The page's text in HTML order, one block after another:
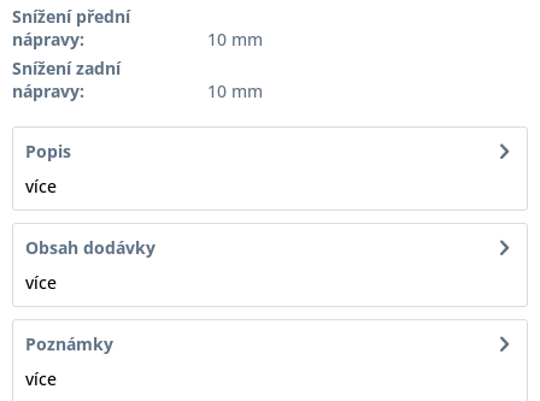
Snížení přední
nápravy:
10 mm
Snížení zadní
nápravy:
10 mm
Popis
více
Obsah dodávky
více
Poznámky
více